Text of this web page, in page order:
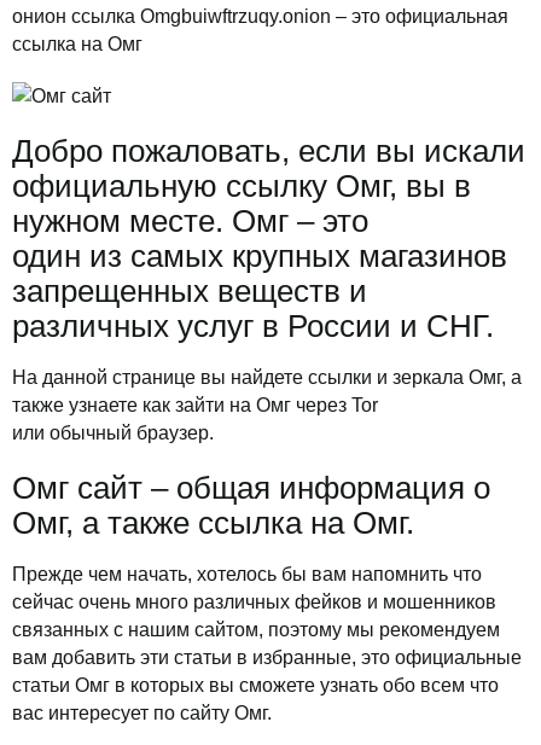
онион ссылка Omgbuiwftrzuqy.onion – это официальная
ссылка на Омг
Добро пожаловать, если вы искали
официальную ссылку Омг, вы в
нужном месте. Омг – это
один из самых крупных магазинов
запрещенных веществ и
различных услуг в России и СНГ.
На данной странице вы найдете ссылки и зеркала Омг, а
также узнаете как зайти на Омг через Tor
или обычный браузер.
Омг сайт – общая информация о
Омг, а также ссылка на Омг.
Прежде чем начать, хотелось бы вам напомнить что
сейчас очень много различных фейков и мошенников
связанных с нашим сайтом, поэтому мы рекомендуем
вам добавить эти статьи в избранные, это официальные
статьи Омг в которых вы сможете узнать обо всем что
вас интересует по сайту Омг.